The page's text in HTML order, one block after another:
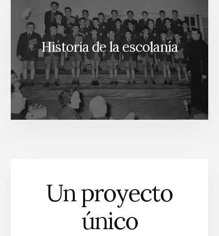
Historia de la escolanía
Un proyecto
único